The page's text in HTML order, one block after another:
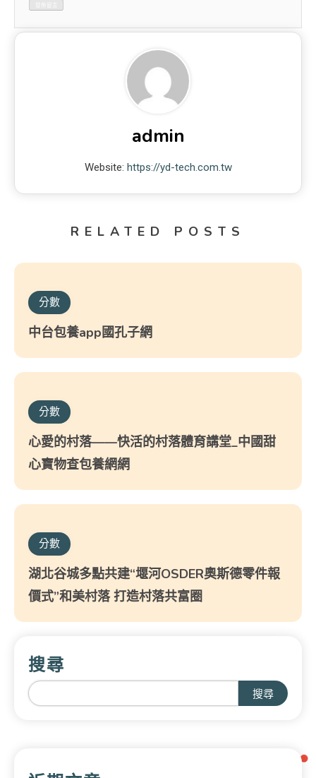
admin
Website: https://yd-tech.com.tw
RELATED POSTS
分數
中台包養app國孔子網
分數
心愛的村落——快活的村落體育講堂_中國甜
心寶物查包養網網
分數
湖北谷城多點共建“堰河OSDER奧斯德零件報
價式”和美村落 打造村落共富圈
搜尋
搜尋